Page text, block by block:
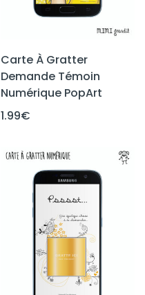
Carte À Gratter
Demande Témoin
Numérique PopArt
1.99€